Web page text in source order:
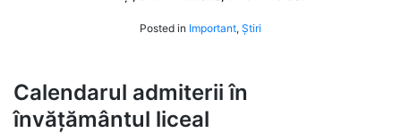
Posted in Important, Știri
Calendarul admiterii în
învățământul liceal